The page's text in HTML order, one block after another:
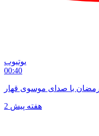
یوتیوب
00:40
با صدای موسوی قهار
2 هفته پیش